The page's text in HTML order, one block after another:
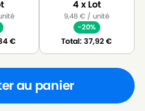
€
4 x Lot
9,48€ / unité
-20%
Total:37,92€
au panier